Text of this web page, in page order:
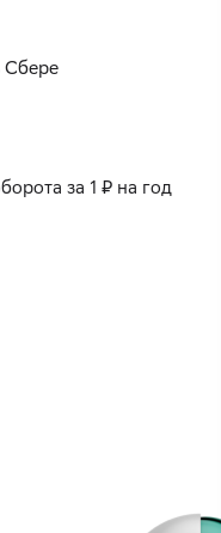
Сбере
за 1 ₽ на год